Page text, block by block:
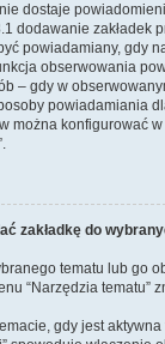
dostaje
dodawanie zakładek
powiadamiany, gdy
obserwowania
– gdy w
powiadamiania
można konfigurować
zakładkę do
tematu lub go
“Narzędzia tematu”
gdy jest